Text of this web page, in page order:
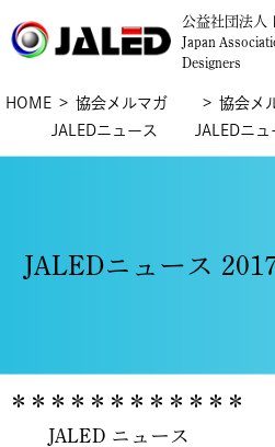
公益社団法人
Japan
Designers
HOME
協会メルマガ
JALEDニュース
協会メ
JALEDニ
JALEDニュース
＊＊＊＊＊＊＊＊＊＊＊＊
JALED ニュース